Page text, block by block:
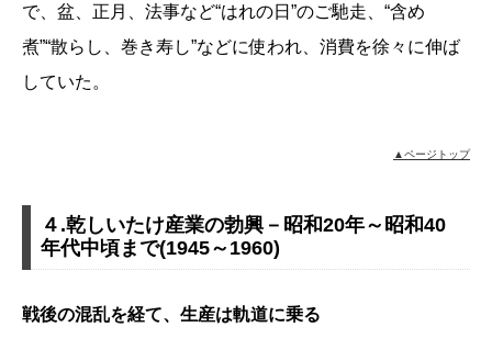
で、盆、正月、法事など“はれの日”のご馳走、“含め
煮”“散らし、巻き寿し”などに使われ、消費を徐々に伸ば
していた。
▲ページトップ
４.乾しいたけ産業の勃興－昭和20年～昭和40
年代中頃まで(1945～1960)
戦後の混乱を経て、生産は軌道に乗る